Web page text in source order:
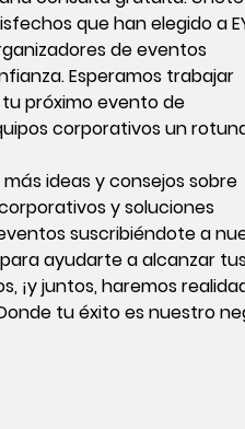
que han elegido a
de eventos
Esperamos trabajar
próximo evento de
corporativos un
ideas y consejos sobre
y soluciones
suscribiéndote a
ayudarte a alcanzar
¡y juntos, haremos
tu éxito es nuestro